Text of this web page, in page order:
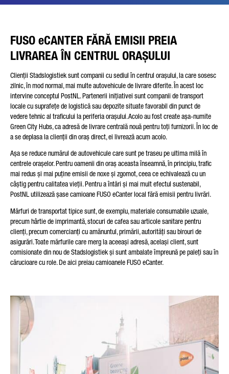
FUSO eCANTER FĂRĂ EMISII PREIA
LIVRAREA ÎN CENTRUL ORAȘULUI
Clienții Stadslogistiek sunt companii cu sediul în centrul orașului, la care sosesc
zilnic, în mod normal, mai multe autovehicule de livrare diferite. În acest loc
intervine conceptul PostNL. Partenerii inițiativei sunt companii de transport
locale cu suprafețe de logistică sau depozite situate favorabil din punct de
vedere tehnic al traficului la periferia orașului. Acolo au fost create așa-numite
Green City Hubs, ca adresă de livrare centrală nouă pentru toți furnizorii. În loc de
a se deplasa la clienții din oraș direct, ei livrează acum acolo.
Așa se reduce numărul de autovehicule care sunt pe traseu pe ultima milă în
centrele orașelor. Pentru oamenii din oraș aceasta înseamnă, în principiu, trafic
mai redus și mai puține emisii de noxe și zgomot, ceea ce echivalează cu un
câștig pentru calitatea vieții. Pentru a întări și mai mult efectul sustenabil,
PostNL utilizează șase camioane FUSO eCanter local fără emisii pentru livrări.
Mărfuri de transportat tipice sunt, de exemplu, materiale consumabile uzuale,
precum hârtie de imprimantă, stocuri de cafea sau articole sanitare pentru
clienți, precum comercianți cu amănuntul, primării, autorități sau birouri de
asigurări. Toate mărfurile care merg la aceeași adresă, același client, sunt
comisionate din nou de Stadslogistiek și sunt ambalate împreună pe paleți sau în
cărucioare cu role. De aici preiau camioanele FUSO eCanter.